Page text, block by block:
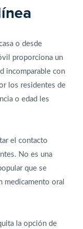
o desde
proporciona un
incomparable con
los residentes de
o edad les
el contacto
No es una
que se
medicamento oral
la opción de